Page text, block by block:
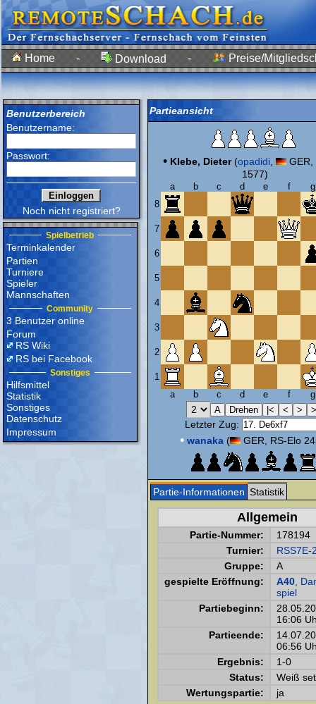
Home - Download - Preise/
Benutzerbereich
Benutzername:
Passwort:
Noch nicht registriert?
Spielbetrieb
Terminkalender
Partien
Turniere
Spieler
Mannschaften
Community
3 Benutzer online
Forum
RS Wiki
RS bei Facebook
Sonstiges
Hilfsmittel
Statistik
Sonstiges
Datenschutz
Impressum
Partieansicht
• Klebe, Dieter(opadidi,
GER,
1577)
a b c d e f
g
8
7
6
5
4
3
2
1
a
b c d e f g
Letzter Zug:
• wanaka( GER, RS-Elo
Partie-Informationen Statistik
Allgemein
Partie-Nummer:
178194
Turnier:
RSS7E-
Gruppe:
A
gespielte Eröffnung:
A40 ,
spiel
Partiebeginn:
16:06
Partieende:
06:56
Ergebnis:
1-0
Status:
Weiß
Wertungspartie:
ja